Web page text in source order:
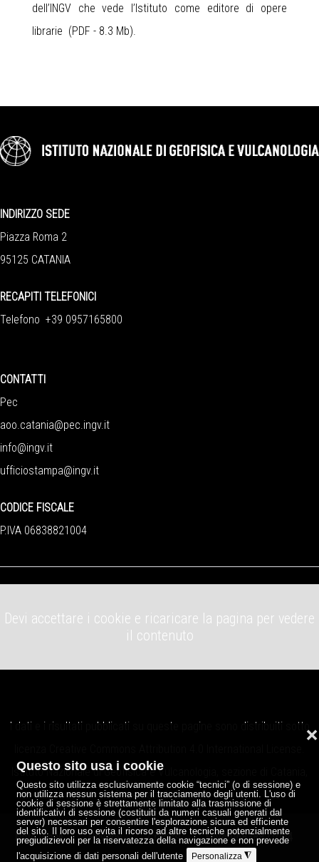
Questo sito usa i cookie
Questo sito utilizza esclusivamente cookie “tecnici” (o di sessione) e
non utilizza nessun sistema per il tracciamento degli utenti. L'uso di
cookie di sessione è strettamente limitato alla trasmissione di
identificativi di sessione (costituiti da numeri casuali generati dal
server) necessari per consentire l'esplorazione sicura ed efficiente
del sito. Il loro uso evita il ricorso ad altre tecniche potenzialmente
pregiudizievoli per la riservatezza della navigazione e non prevede
l'acquisizione di dati personali dell'utente
Personalizza◮
❌
dell’INGV che vede l’Istituto come editore di opere
librarie (PDF - 8.3 Mb).
INDIRIZZO SEDE
Piazza Roma 2
95125 CATANIA
RECAPITI TELEFONICI
Telefono +39 0957165800
CONTATTI
Pec
aoo.catania@pec.ingv.it
info@ingv.it
ufficiostampa@ingv.it
CODICE FISCALE
P.IVA 06838821004
Devi accettare i cookie e ricaricare la pagina per vedere
il contenuto
I dati e i risultati pubblicati su queste pagine sono distribuiti sotto
Istituto Nazionale di Geofisica e Vulcanologia, sezione di Catania,
Osservatorio Etneo.
Note legali Privacy Credits P.IVA 06838821004